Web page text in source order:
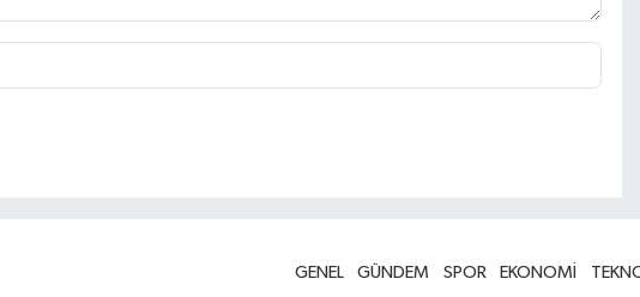
GENEL GÜNDEM SPOR EKONOMİ